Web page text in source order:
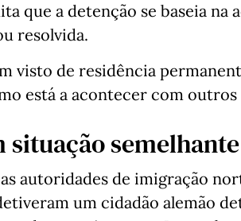
que a detenção se baseia na
resolvida.
visto de residência
está a acontecer com
situação semelhante
autoridades de imigração
um cidadão alemão